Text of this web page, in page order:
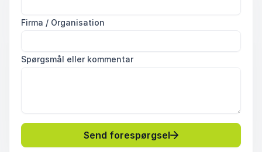
Firma / Organisation
Spørgsmål eller kommentar
Send forespørgsel